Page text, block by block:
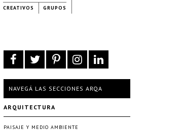
CREATIVOS GRUPOS
NAVEGÁ LAS SECCIONES ARQA
ARQUITECTURA
PAISAJE Y MEDIO AMBIENTE